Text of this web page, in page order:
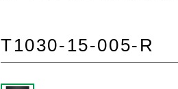
T1030-15-005-R